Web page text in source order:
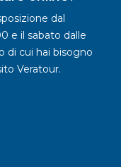
dal
e il sabato dalle
di cui hai bisogno
Veratour.